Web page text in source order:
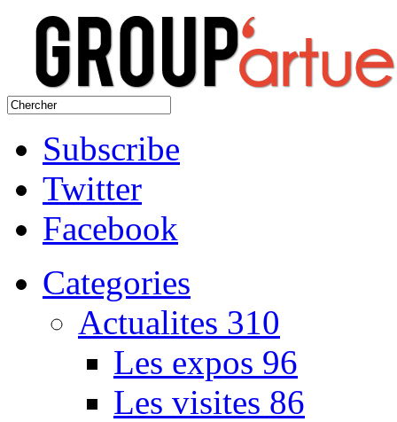
Subscribe
Twitter
Facebook
Categories
Actualites 310
Les expos 96
Les visites 86